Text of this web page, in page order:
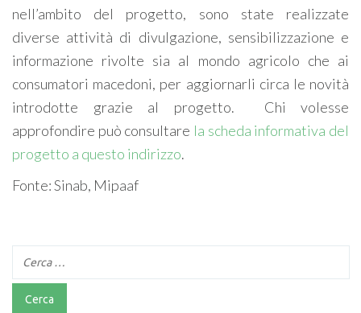
nell’ambito del progetto, sono state realizzate
diverse attività di divulgazione, sensibilizzazione e
informazione rivolte sia al mondo agricolo che ai
consumatori macedoni, per aggiornarli circa le novità
introdotte grazie al progetto. Chi volesse
approfondire può consultare la scheda informativa del
progetto a questo indirizzo.
Fonte: Sinab, Mipaaf